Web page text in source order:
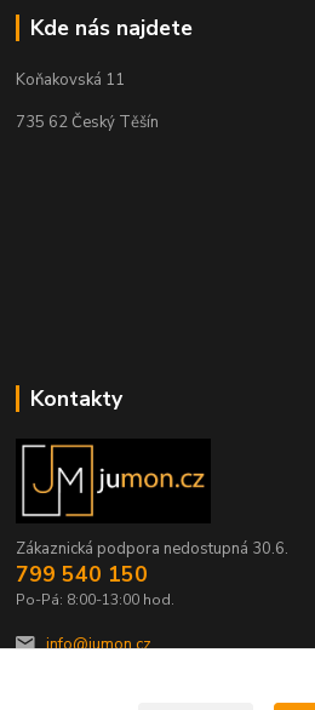
Kde nás najdete
Koňakovská 11
735 62 Český Těšín
Kontakty
Zákaznická podpora nedostupná 30.6.
799 540 150
Po-Pá: 8:00-13:00 hod.
info@jumon.cz